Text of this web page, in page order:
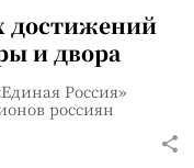
достижений
и двора
Россия»
россиян